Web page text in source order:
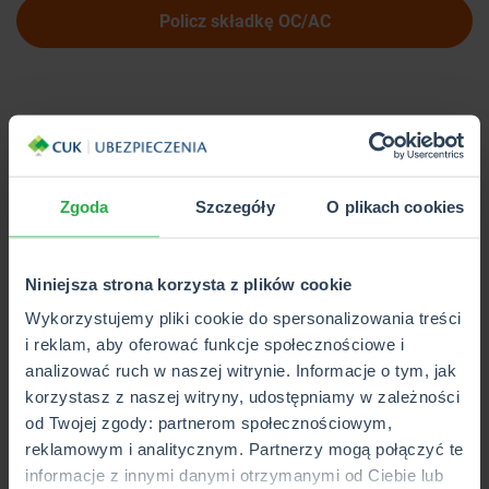
Zgoda Szczegóły O plikach cookies
Niniejsza strona korzysta z plików cookie
Wykorzystujemy pliki cookie do spersonalizowania treści
i reklam, aby oferować funkcje społecznościowe i
analizować ruch w naszej witrynie. Informacje o tym, jak
korzystasz z naszej witryny, udostępniamy w zależności
od Twojej zgody: partnerom społecznościowym,
reklamowym i analitycznym. Partnerzy mogą połączyć te
informacje z innymi danymi otrzymanymi od Ciebie lub
Policz składkę OC/AC
Życie i zdrowie – realne wsparcie w trudnych